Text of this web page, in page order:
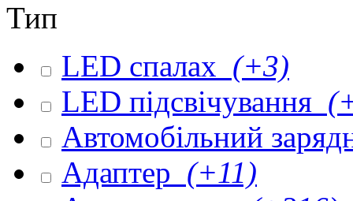
Тип
LED спалах (+3)
LED підсвічування
Автомобільний
Адаптер (+11)